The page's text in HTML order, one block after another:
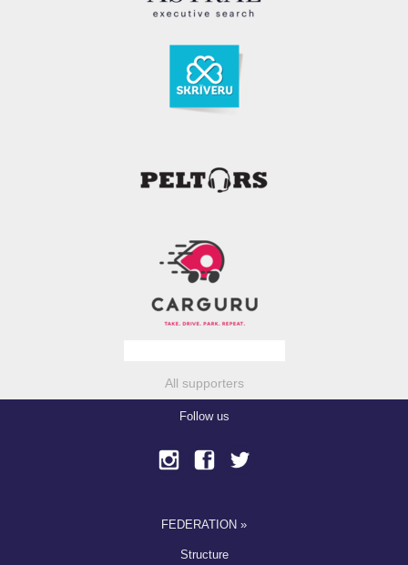
All supporters
Follow us
FEDERATION »
Structure